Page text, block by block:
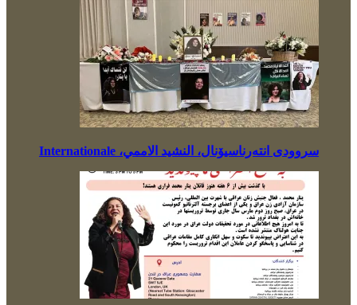
سروودی انتەرناسیۆنال، النشيد الاممي، Internationale